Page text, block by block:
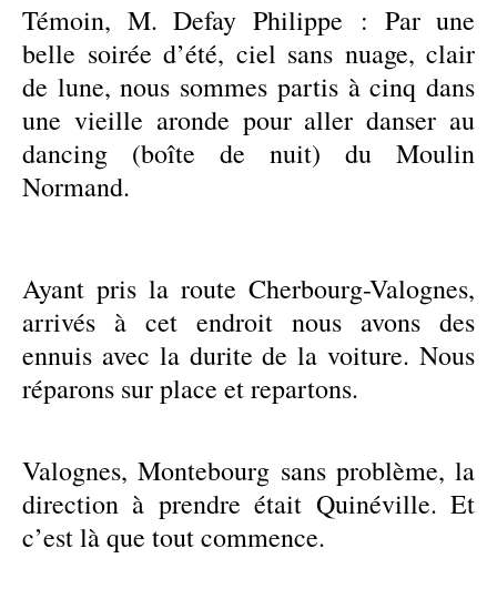
Témoin, M. Defay Philippe : Par une
belle soirée d’été, ciel sans nuage, clair
de lune, nous sommes partis à cinq dans
une vieille aronde pour aller danser au
dancing (boîte de nuit) du Moulin
Normand.
Ayant pris la route Cherbourg-Valognes,
arrivés à cet endroit nous avons des
ennuis avec la durite de la voiture. Nous
réparons sur place et repartons.
Valognes, Montebourg sans problème, la
direction à prendre était Quinéville. Et
c’est là que tout commence.